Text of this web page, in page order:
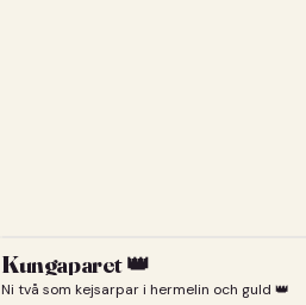
Kungaparet 👑
Ni två som kejsarpar i hermelin och guld 👑